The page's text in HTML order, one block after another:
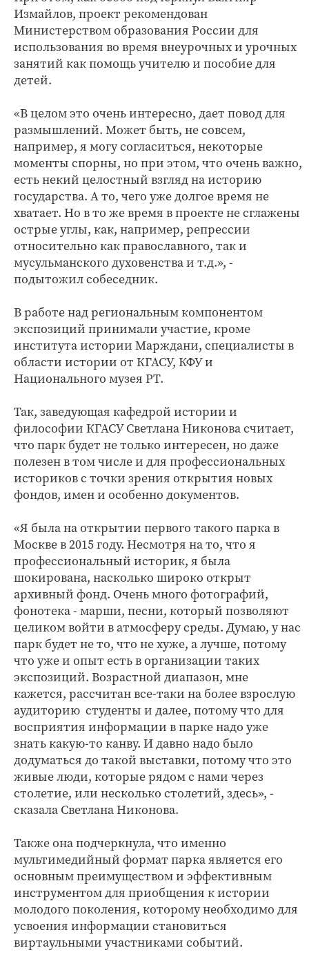
Измайлов, проект рекомендован
Министерством образования России для
использования во время внеурочных и урочных
занятий как помощь учителю и пособие для
детей.
«В целом это очень интересно, дает повод для
размышлений. Может быть, не совсем,
например, я могу согласиться, некоторые
моменты спорны, но при этом, что очень важно,
есть некий целостный взгляд на историю
государства. А то, чего уже долгое время не
хватает. Но в то же время в проекте не сглажены
острые углы, как, например, репрессии
относительно как православного, так и
мусульманского духовенства и т.д.», ­-
подытожил собеседник.
В работе над региональным компонентом
экспозиций принимали участие, кроме
института истории Марждани, специалисты в
области истории от КГАСУ, КФУ и
Национального музея РТ.
Так, заведующая кафедрой истории и
философии КГАСУ Светлана Никонова считает,
что парк будет не только интересен, но даже
полезен в том числе и для профессиональных
историков с точки зрения открытия новых
фондов, имен и особенно документов.
«Я была на открытии первого такого парка в
Москве в 2015 году. Несмотря на то, что я
профессиональный историк, я была
шокирована, насколько широко открыт
архивный фонд. Очень много фотографий,
фонотека - марши, песни, который позволяют
целиком войти в атмосферу среды. Думаю, у нас
парк будет не то, что не хуже, а лучше, потому
что уже и опыт есть в организации таких
экспозиций. Возрастной диапазон, мне
кажется, рассчитан все-таки на более взрослую
аудиторию ­ студенты и далее, потому что для
восприятия информации в парке надо уже
знать какую-то канву. И давно надо было
додуматься до такой выставки, потому что это
живые люди, которые рядом с нами через
столетие, или несколько столетий, здесь», ­-
сказала Светлана Никонова.
Также она подчеркнула, что именно
мультимедийный формат парка является его
основным преимуществом и эффективным
инструментом для приобщения к истории
молодого поколения, которому необходимо для
усвоения информации становиться
виртаульными участниками событий.